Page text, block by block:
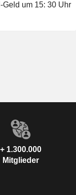
Geld um 15: 30 Uhr
+ 1.300.000
Mitglieder